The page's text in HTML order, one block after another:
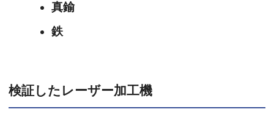
真鍮
鉄
検証したレーザー加工機